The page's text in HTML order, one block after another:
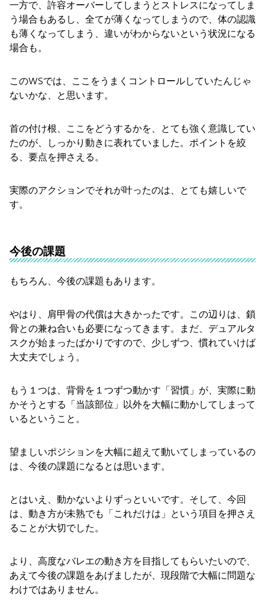
一方で、許容オーバーしてしまうとストレスになってしま
う場合もあるし、全てが薄くなってしまうので、体の認識
も薄くなってしまう、違いがわからないという状況になる
場合も。
このWSでは、ここをうまくコントロールしていたんじゃ
ないかな、と思います。
首の付け根、ここをどうするかを、とても強く意識してい
たのが、しっかり動きに表れていました。ポイントを絞
る、要点を押さえる。
実際のアクションでそれが叶ったのは、とても嬉しいで
す。
今後の課題
もちろん、今後の課題もあります。
やはり、肩甲骨の代償は大きかったです。この辺りは、鎖
骨との兼ね合いも必要になってきます。まだ、デュアルタ
スクが始まったばかりですので、少しずつ、慣れていけば
大丈夫でしょう。
もう１つは、背骨を１つずつ動かす「習慣」が、実際に動
かそうとする「当該部位」以外を大幅に動かしてしまって
いるということ。
望ましいポジションを大幅に超えて動いてしまっているの
は、今後の課題になるとは思います。
とはいえ、動かないよりずっといいです。そして、今回
は、動き方が未熟でも「これだけは」という項目を押さえ
ることが大切でした。
より、高度なバレエの動き方を目指してもらいたいので、
あえて今後の課題をあげましたが、現段階で大幅に問題な
わけではありません。